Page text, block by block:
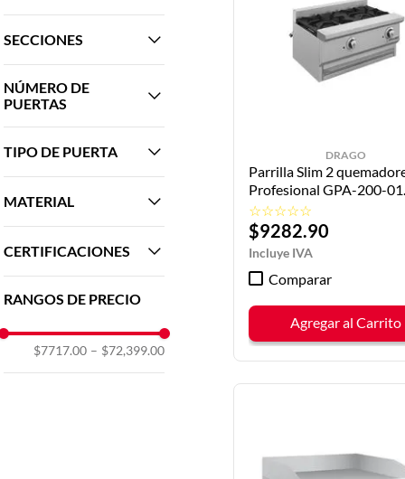
90,040 BTU/HR
Mostrar 4 más
SECCIONES
2
NÚMERO DE
PUERTAS
2
3
TIPO DE PUERTA
SÓLIDA
MATERIAL
INOXIDABLE
CERTIFICACIONES
NOM
NSF
RANGOS DE PRECIO
$7717.00 – $72,399.00
DRAGO
Parrilla Slim 2
Profesional GPA-200-01
DRAGO
☆☆☆☆☆
$9282.90
Comparar
Agregar al Carrito